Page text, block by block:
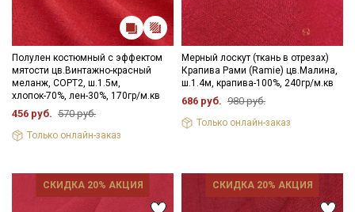
Полулен костюмный с эффектом
мятости цв.Винтажно-красный
меланж, СОРТ2, ш.1.5м,
хлопок-70%, лен-30%, 170гр/м.кв
456 руб. 570 руб.
Только онлайн-заказ
Мерный лоскут (ткань в отрезах)
Крапива Рами (Ramie) цв.Малина,
ш.1.4м, крапива-100%, 240гр/м.кв
686 руб. 980 руб.
Только онлайн-заказ
СКИДКА 20% АКЦИЯ СКИДКА 20% АКЦИЯ